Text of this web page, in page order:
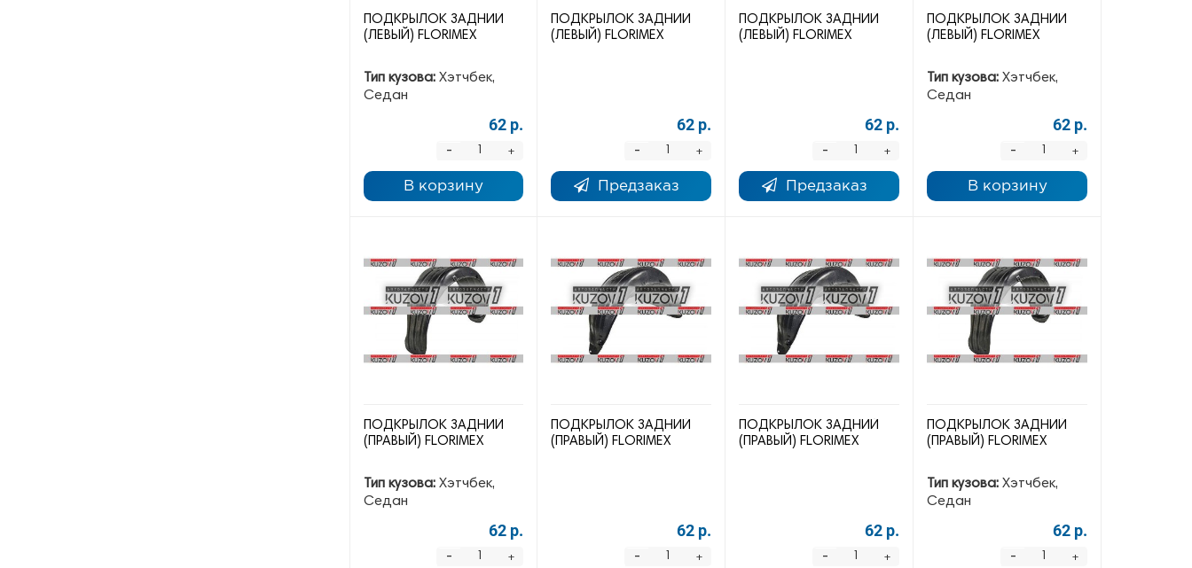
ПОДКРЫЛОК ЗАДНИЙ
(ЛЕВЫЙ) FLORIMEX
Тип кузова:Хэтчбек,
Седан
62 р.
+
-
В корзину
ПОДКРЫЛОК ЗАДНИЙ
(ЛЕВЫЙ) FLORIMEX
62 р.
+
-
Предзаказ
ПОДКРЫЛОК ЗАДНИЙ
(ЛЕВЫЙ) FLORIMEX
62 р.
+
-
Предзаказ
ПОДКРЫЛОК ЗАДНИЙ
(ЛЕВЫЙ) FLORIMEX
Тип кузова: Хэтчбек,
Седан
62 р.
+
-
В корзину
ПОДКРЫЛОК ЗАДНИЙ
(ПРАВЫЙ) FLORIMEX
Тип кузова:Хэтчбек,
Седан
62 р.
+
-
ПОДКРЫЛОК ЗАДНИЙ
(ПРАВЫЙ) FLORIMEX
62 р.
+
-
ПОДКРЫЛОК ЗАДНИЙ
(ПРАВЫЙ) FLORIMEX
62 р.
+
-
ПОДКРЫЛОК ЗАДНИЙ
(ПРАВЫЙ) FLORIMEX
Тип кузова: Хэтчбек,
Седан
62 р.
+
-